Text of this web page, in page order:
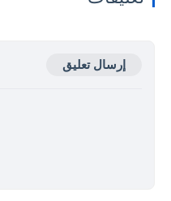
إرسال تعليق